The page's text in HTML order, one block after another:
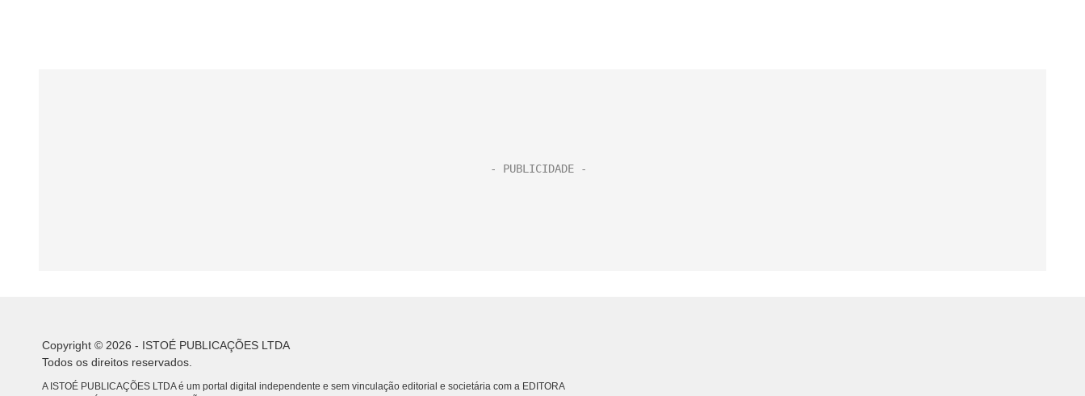
Copyright © 2026 - ISTOÉ PUBLICAÇÕES LTDA
Todos os direitos reservados.
A ISTOÉ PUBLICAÇÕES LTDA é um portal digital independente e sem vinculação editorial e societária com a EDITORA